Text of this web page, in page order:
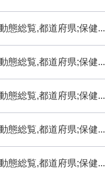
態総覧,都道府県;保健...
態総覧,都道府県;保健...
態総覧,都道府県;保健...
態総覧,都道府県;保健...
態総覧,都道府県;保健...